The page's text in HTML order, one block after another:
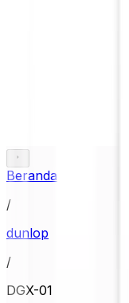
Beranda
/
dunlop
/
DGX-01